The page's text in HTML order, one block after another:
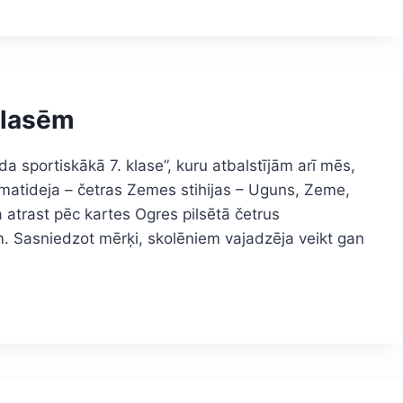
sportiskākā 7. klase”, kuru atbalstījām arī mēs,
– četras Zemes stihijas – Uguns, Zeme,
pēc kartes Ogres pilsētā četrus
mērķi, skolēniem vajadzēja veikt gan